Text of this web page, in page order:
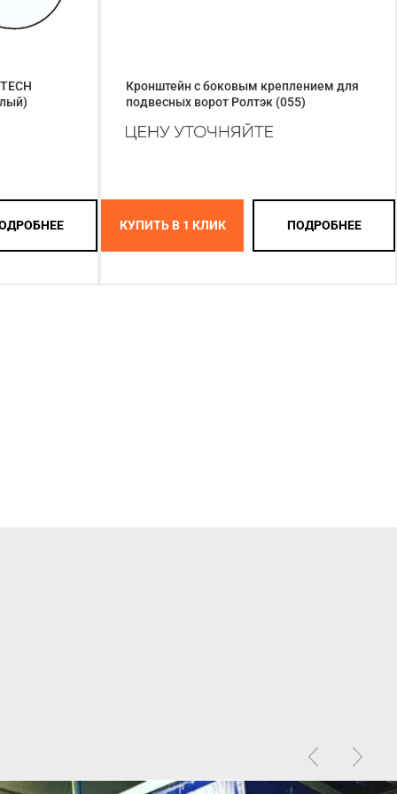
Кронштейн с боковым креплением для
подвесных ворот Ролтэк (055)
КУПИТЬ В 1 КЛИК ПОДРОБНЕЕ